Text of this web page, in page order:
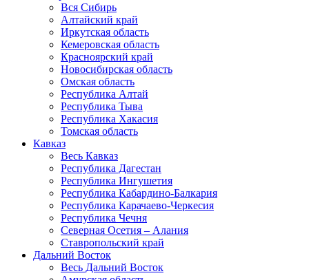
Вся Сибирь
Алтайский край
Иркутская область
Кемеровская область
Красноярский край
Новосибирская область
Омская область
Республика Алтай
Республика Тыва
Республика Хакасия
Томская область
Кавказ
Весь Кавказ
Республика Дагестан
Республика Ингушетия
Республика Кабардино-Балкария
Республика Карачаево-Черкесия
Республика Чечня
Северная Осетия – Алания
Ставропольский край
Дальний Восток
Весь Дальний Восток